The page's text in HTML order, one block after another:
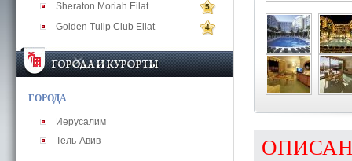
Sheraton Moriah Eilat 5
Golden Tulip Club Eilat 4
ГОРОДА
Иерусалим
Тель-Авив